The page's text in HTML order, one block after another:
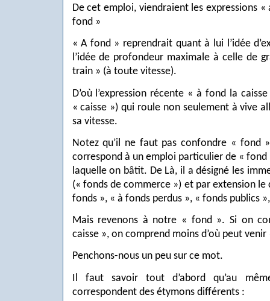
De cet emploi, viendraient les expressions
fond »
« A fond » reprendrait quant à lui l’idée
l’idée de profondeur maximale à celle de
train » (à toute vitesse).
D’où l’expression récente « à fond la
« caisse ») qui roule non seulement à vive
sa vitesse.
Notez qu’il ne faut pas confondre « fond
correspond à un emploi particulier de «
laquelle on bâtit. De Là, il a désigné les
(« fonds de commerce ») et par extension
fonds », « à fonds perdus », « fonds publics
Mais revenons à notre « fond ». Si on
caisse », on comprend moins d’où peut
Penchons-nous un peu sur ce mot.
Il faut savoir tout d’abord qu’au
correspondent des étymons différents :